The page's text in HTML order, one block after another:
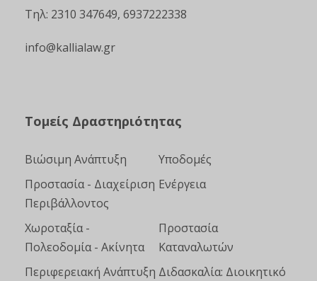
Τηλ: 2310 347649, 6937222338
info@kallialaw.gr
Τομείς Δραστηριότητας
Βιώσιμη Ανάπτυξη
Υποδομές
Προστασία - Διαχείριση
Περιβάλλοντος
Ενέργεια
Χωροταξία -
Πολεοδομία - Ακίνητα
Προστασία
Καταναλωτών
Περιφερειακή Ανάπτυξη Διδασκαλία: Διοικητικό